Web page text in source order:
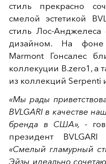
стиль прекрасно
смелой эстетикой
стиль Лос-Анджелеса
дизайном. На фоне
Marmont Гонсалес
коллекуции B.zero1, а
из коллекций Serpenti
«Мы рады
BVLGARI в качестве
бренда в США», -
президент
«Смелый гламурный
Эйзы идеально